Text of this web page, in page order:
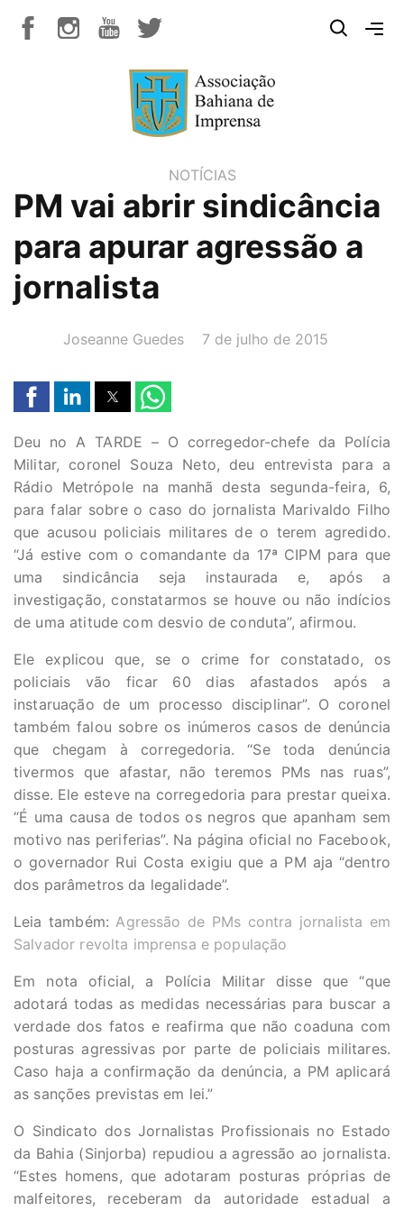
NOTÍCIAS
PM vai abrir sindicância
para apurar agressão a
jornalista
AUTOR(A):
Joseanne Guedes DATA:
7 de julho de 2015
Deu no A TARDE – O corregedor-chefe da Polícia
Militar, coronel Souza Neto, deu entrevista para a
Rádio Metrópole na manhã desta segunda-feira, 6,
para falar sobre o caso do jornalista Marivaldo Filho
que acusou policiais militares de o terem agredido.
“Já estive com o comandante da 17ª CIPM para que
uma sindicância seja instaurada e, após a
investigação, constatarmos se houve ou não indícios
de uma atitude com desvio de conduta”, afirmou.
Ele explicou que, se o crime for constatado, os
policiais vão ficar 60 dias afastados após a
instaruação de um processo disciplinar”. O coronel
também falou sobre os inúmeros casos de denúncia
que chegam à corregedoria. “Se toda denúncia
tivermos que afastar, não teremos PMs nas ruas”,
disse. Ele esteve na corregedoria para prestar queixa.
“É uma causa de todos os negros que apanham sem
motivo nas periferias”. Na página oficial no Facebook,
o governador Rui Costa exigiu que a PM aja “dentro
dos parâmetros da legalidade”.
Leia também:Agressão de PMs contra jornalista em
Salvador revolta imprensa e população
Em nota oficial, a Polícia Militar disse que “que
adotará todas as medidas necessárias para buscar a
verdade dos fatos e reafirma que não coaduna com
posturas agressivas por parte de policiais militares.
Caso haja a confirmação da denúncia, a PM aplicará
as sanções previstas em lei.”
O Sindicato dos Jornalistas Profissionais no Estado
da Bahia (Sinjorba) repudiou a agressão ao jornalista.
“Estes homens, que adotaram posturas próprias de
malfeitores, receberam da autoridade estadual a